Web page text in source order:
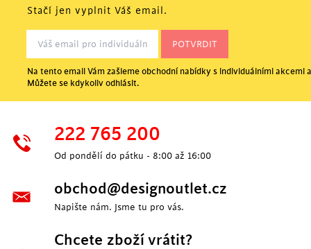
Stačí jen vyplnit Váš email.
Na tento email Vám zašleme obchodní nabídky s individuálními akcemi
Můžete se kdykoliv odhlásit.
222 765 200
Od pondělí do pátku - 8:00 až 16:00
obchod@designoutlet.cz
Napište nám. Jsme tu pro vás.
Chcete zboží vrátit?